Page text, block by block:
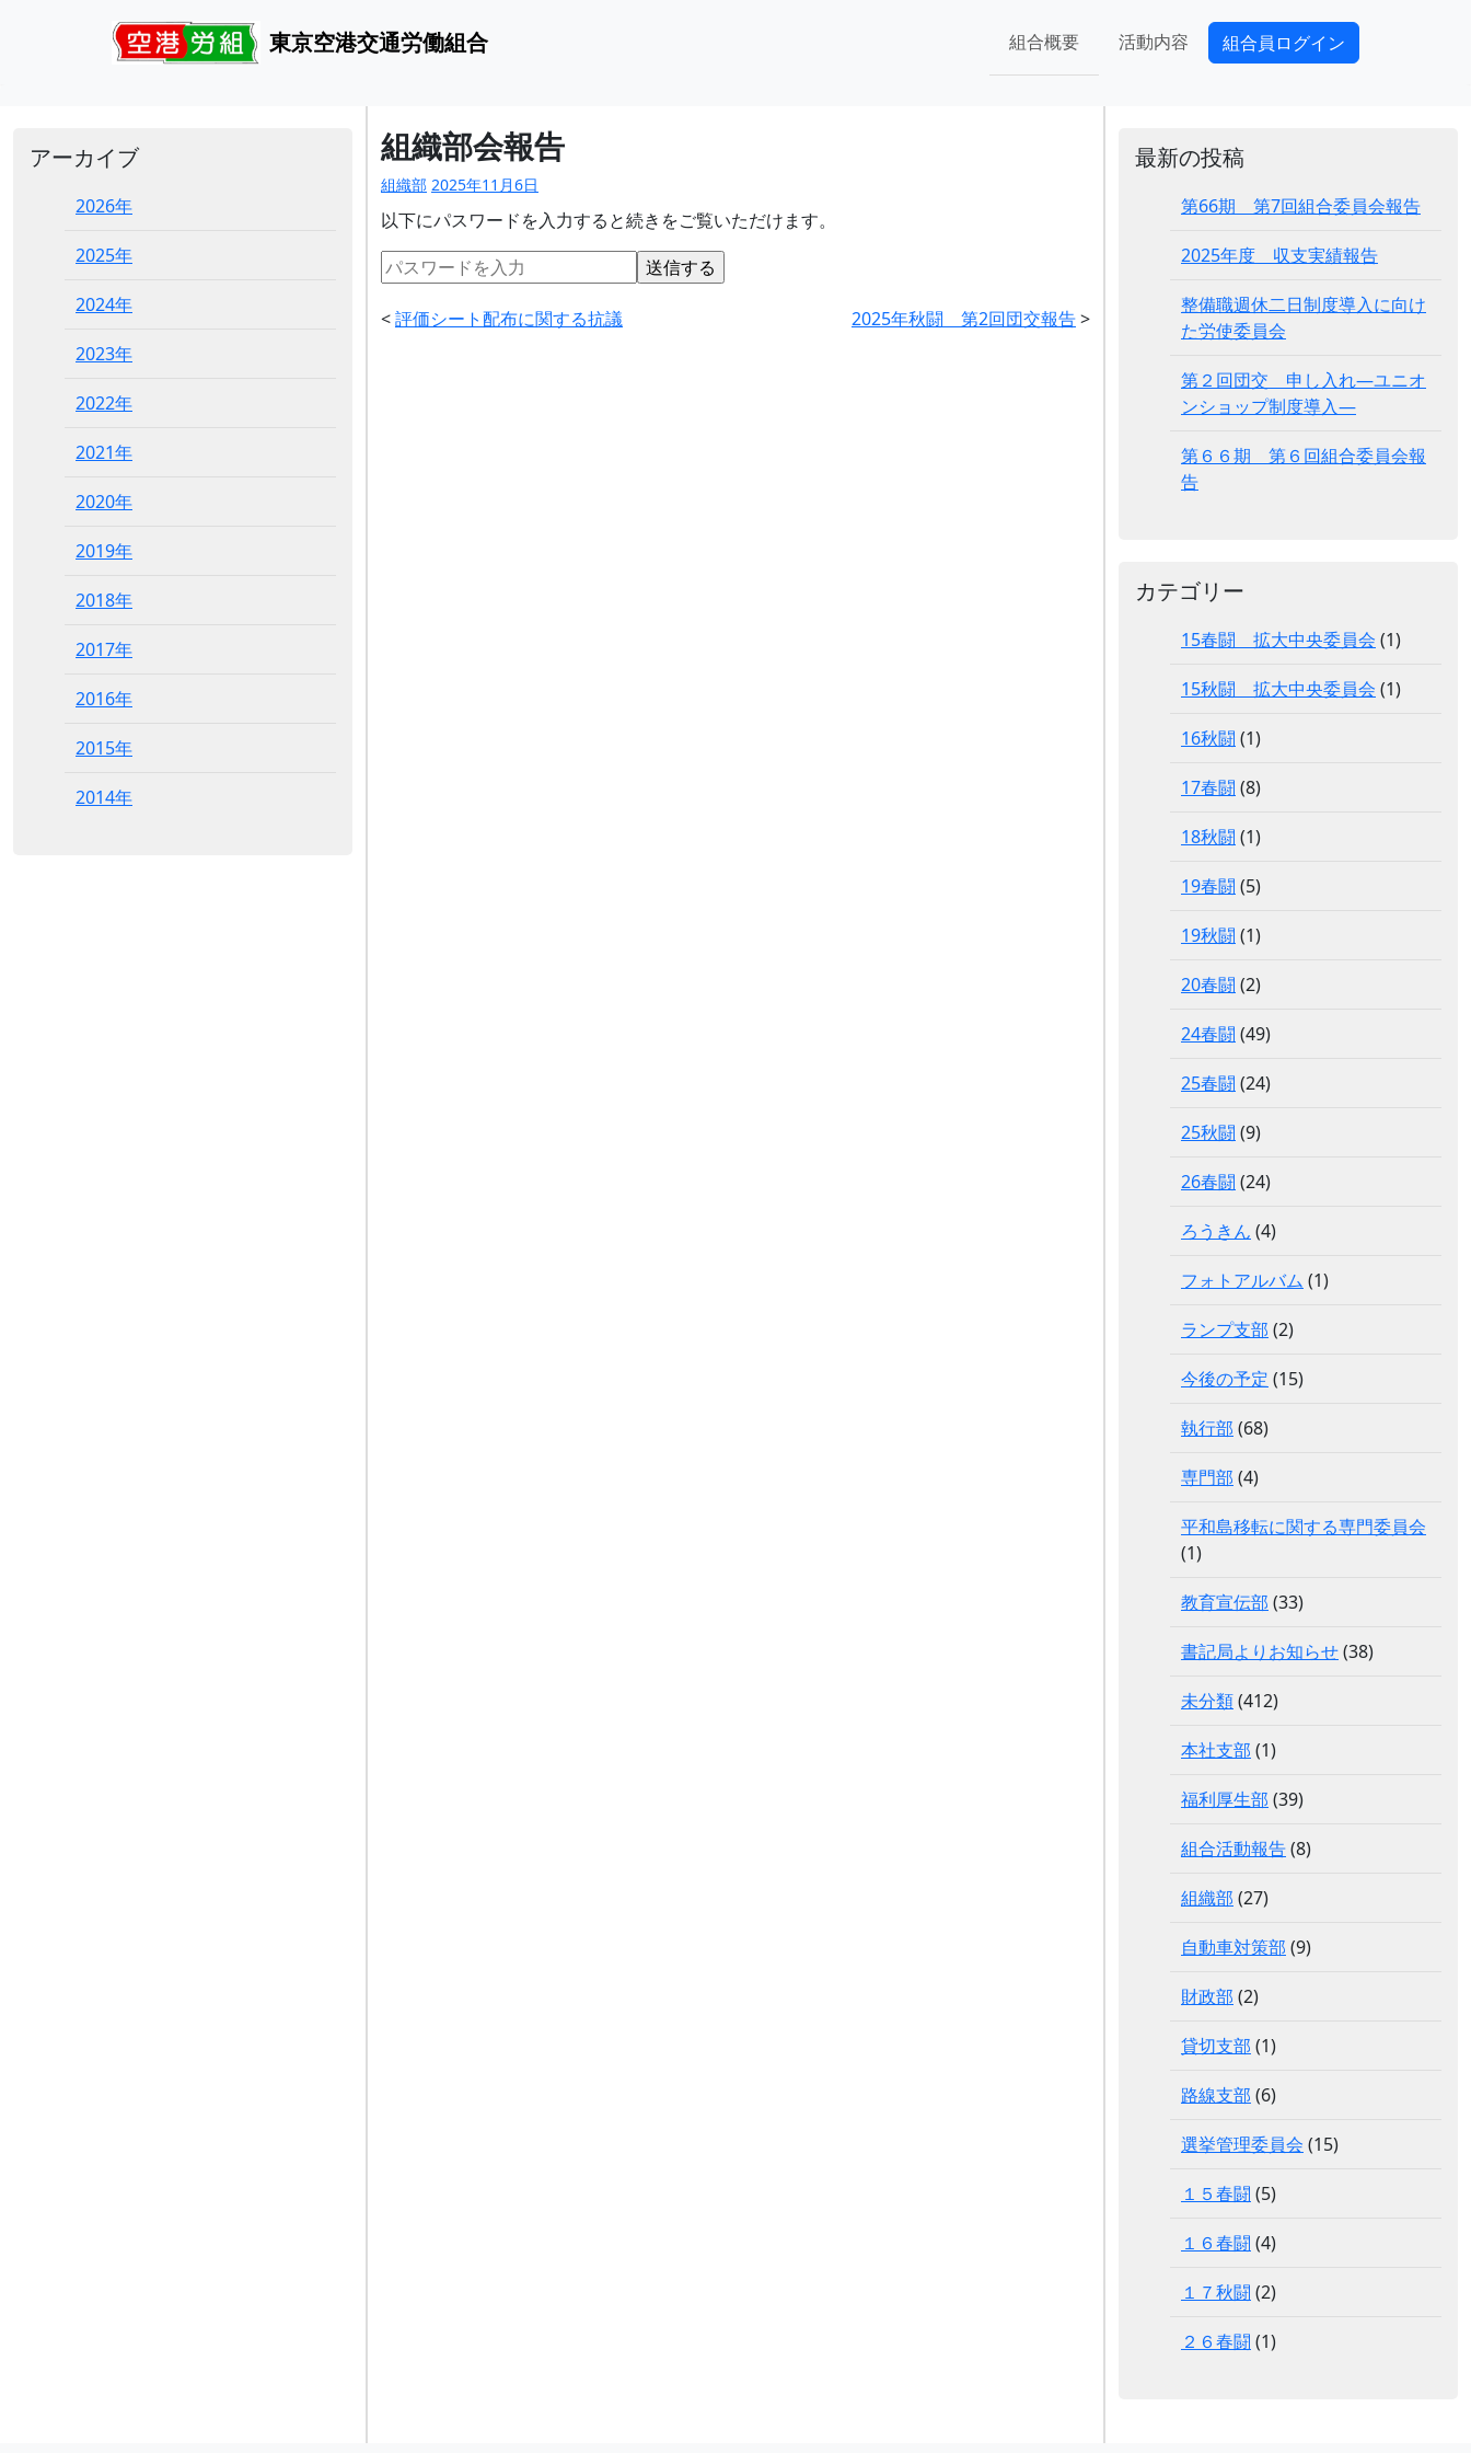
東京空港交通労働組合 組合概要 活動内容 組合員ログイン
アーカイブ
2026年
2025年
2024年
2023年
2022年
2021年
2020年
2019年
2018年
2017年
2016年
2015年
2014年
組織部会報告
組織部 2025年11月6日
以下にパスワードを入力すると続きをご覧いただけます。
<評価シート配布に関する抗議 2025年秋闘 第2回団交報告>
最新の投稿
第66期 第7回組合委員会報告
2025年度 収支実績報告
整備職週休二日制度導入に向け
た労使委員会
第２回団交 申し入れ―ユニオ
ンショップ制度導入―
第６６期 第６回組合委員会報
告
カテゴリー
15春闘 拡大中央委員会 (1)
15秋闘 拡大中央委員会 (1)
16秋闘 (1)
17春闘 (8)
18秋闘 (1)
19春闘 (5)
19秋闘 (1)
20春闘 (2)
24春闘 (49)
25春闘 (24)
25秋闘 (9)
26春闘 (24)
ろうきん (4)
フォトアルバム (1)
ランプ支部 (2)
今後の予定 (15)
執行部 (68)
専門部 (4)
平和島移転に関する専門委員会
(1)
教育宣伝部 (33)
書記局よりお知らせ(38)
未分類(412)
本社支部 (1)
福利厚生部 (39)
組合活動報告(8)
組織部 (27)
自動車対策部 (9)
財政部 (2)
貸切支部 (1)
路線支部 (6)
選挙管理委員会 (15)
１５春闘 (5)
１６春闘 (4)
１７秋闘 (2)
２６春闘 (1)